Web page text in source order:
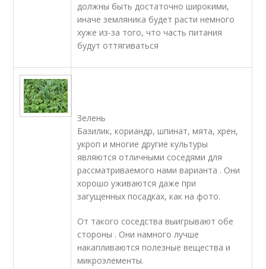
должны быть достаточно широкими,
иначе земляника будет расти немного
хуже из-за того, что часть питания
будут оттягиваться
Зелень
Базилик, кориандр, шпинат, мята, хрен,
укроп и многие другие культуры
являются отличными соседями для
рассматриваемого нами варианта . Они
хорошо уживаются даже при
загущенных посадках, как на фото.
От такого соседства выигрывают обе
стороны . Они намного лучше
накапливаются полезные вещества и
микроэлементы.